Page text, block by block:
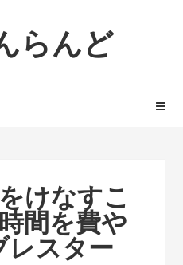
らんど
けなすこ
間を費や
レスター